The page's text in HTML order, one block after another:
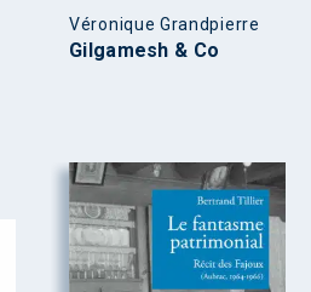
Véronique Grandpierre
Gilgamesh & Co